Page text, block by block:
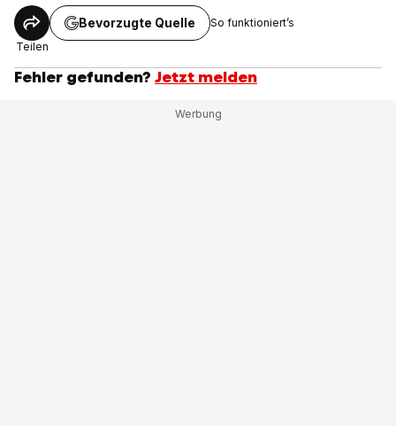
Teilen
Bevorzugte Quelle So funktioniert’s
Fehler gefunden? Jetzt melden